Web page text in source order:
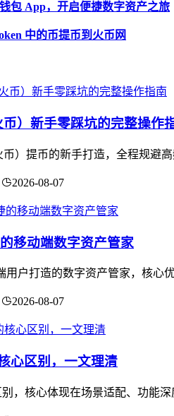
包 App，开启便捷数字资产之旅
中的币提币到火币网
）新手零踩坑的完整操作
）提币的新手打造，全程规避
2026-08-07
移动端数字资产管家
用户打造的数字资产管家，核
2026-08-07
心区别，一文理清
，核心体现在场景适配、功能